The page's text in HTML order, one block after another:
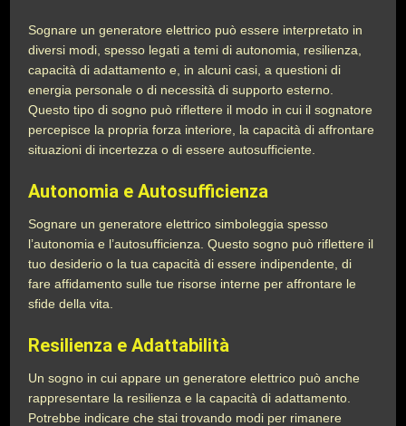
Sognare un generatore elettrico può essere interpretato in
diversi modi, spesso legati a temi di autonomia, resilienza,
capacità di adattamento e, in alcuni casi, a questioni di
energia personale o di necessità di supporto esterno.
Questo tipo di sogno può riflettere il modo in cui il sognatore
percepisce la propria forza interiore, la capacità di affrontare
situazioni di incertezza o di essere autosufficiente.
Autonomia e Autosufficienza
Sognare un generatore elettrico simboleggia spesso
l’autonomia e l’autosufficienza. Questo sogno può riflettere il
tuo desiderio o la tua capacità di essere indipendente, di
fare affidamento sulle tue risorse interne per affrontare le
sfide della vita.
Resilienza e Adattabilità
Un sogno in cui appare un generatore elettrico può anche
rappresentare la resilienza e la capacità di adattamento.
Potrebbe indicare che stai trovando modi per rimanere